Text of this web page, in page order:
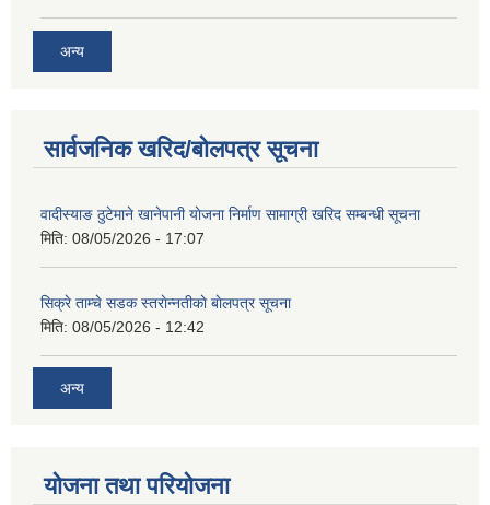
अन्य
सार्वजनिक खरिद/बोलपत्र सूचना
वादीस्याङ ठुटेमाने खानेपानी याेजना निर्माण सामाग्री खरिद सम्बन्धी सूचना
मिति: 08/05/2026 - 17:07
सिक्रे ताम्चे सडक स्तराेन्नतीकाे बाेलपत्र सूचना
मिति: 08/05/2026 - 12:42
अन्य
योजना तथा परियोजना